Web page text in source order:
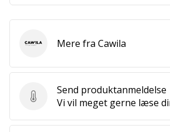
Send produktanmeldelse
Send produktanmeldelse
Vi vil meget gerne læse
CawilaMere fra Cawila